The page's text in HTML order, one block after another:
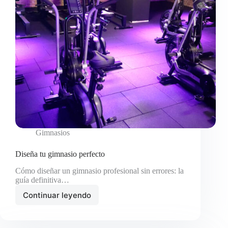
Gimnasios
Diseña tu gimnasio perfecto
Cómo diseñar un gimnasio profesional sin errores: la
guía definitiva…
Continuar leyendo
Diseña